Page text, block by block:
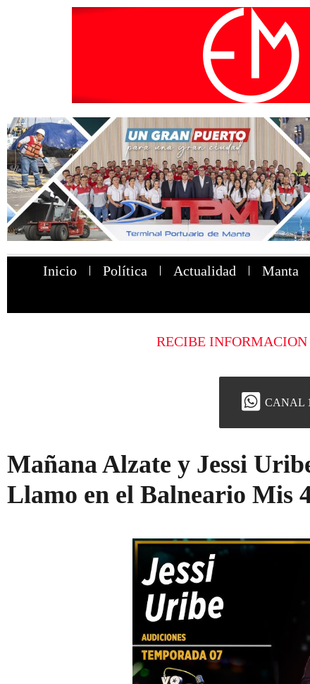
Inicio Política Actualidad Manta
RECIBE
CANAL 1
Mañana Alzate y Jessi
Llamo en el Balneario Mis